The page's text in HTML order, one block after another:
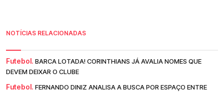
NOTÍCIAS RELACIONADAS
Futebol. BARCA LOTADA! CORINTHIANS JÁ AVALIA NOMES QUE
DEVEM DEIXAR O CLUBE
Futebol. FERNANDO DINIZ ANALISA A BUSCA POR ESPAÇO ENTRE